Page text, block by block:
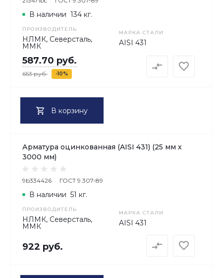
ПРОИЗВОДИТЕЛЬ
НЛМК, Северсталь,
ММК
МАРКА СТАЛИ
AISI 431
В наличии 134 кг.
587.70 руб.
653 руб. -10%
В корзину
Арматура оцинкованная (AISI 431) (25 мм х
3000 мм)
9b334426 ГОСТ 9.307-89
ПРОИЗВОДИТЕЛЬ
НЛМК, Северсталь,
ММК
МАРКА СТАЛИ
AISI 431
В наличии 51 кг.
922 руб.